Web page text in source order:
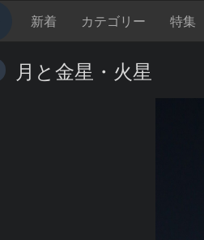
新着 カテゴリー 特集
月と金星・火星